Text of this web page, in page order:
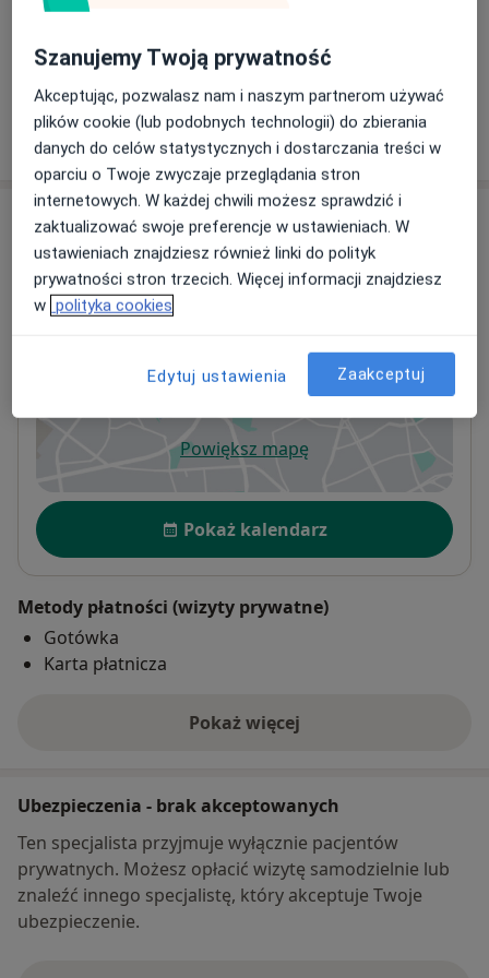
Terapii Uzależnień Błękitnego Krzyża w Pszczynie. Od
aplikanta w zakresie psychoterapii uzależnień przy
Radzie Superwizorów Psychoterapii Uzależnień (nr
zaświadczenia: 25) i wspieram specjalistów
psychoterapii uzależnień poprzez superwizję ich pracy
z osobami z uzależnieniem, syndromem
współuzależnienia oraz syndromem dda.
Zapraszam do kontaktu.
210 zł Szczegóły
W jaki sposób ustalane są ceny?
Adresy (2)
Adres Online
Marta Fajfer-Psychoterapia
Armii Krajowej 33/7,41-506Chorzów
Powiększ mapęotwiera się w nowej karcie
Dostępność
Pokaż kalendarz
Metody płatności (wizyty prywatne)
Gotówka
Karta płatnicza
Pokaż więcej
o adresie
Ubezpieczenia - brak akceptowanych
Ten specjalista przyjmuje wyłącznie pacjentów
prywatnych. Możesz opłacić wizytę samodzielnie lub
znaleźć innego specjalistę, który akceptuje Twoje
ubezpieczenie.
Szanujemy Twoją prywatność
Akceptując, pozwalasz nam i naszym partnerom używać
plików cookie (lub podobnych technologii) do zbierania
danych do celów statystycznych i dostarczania treści w
oparciu o Twoje zwyczaje przeglądania stron
internetowych. W każdej chwili możesz sprawdzić i
zaktualizować swoje preferencje w ustawieniach. W
ustawieniach znajdziesz również linki do polityk
prywatności stron trzecich. Więcej informacji znajdziesz
w polityka cookies
Edytuj ustawienia Zaakceptuj